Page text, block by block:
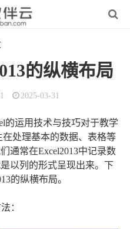
的纵横布局
2025-03-31
的运用技术与技巧对于教学
处理基本的数据、表格等
通常在Excel2013中记录数
以列的形式呈现出来。下
的纵横布局。
：